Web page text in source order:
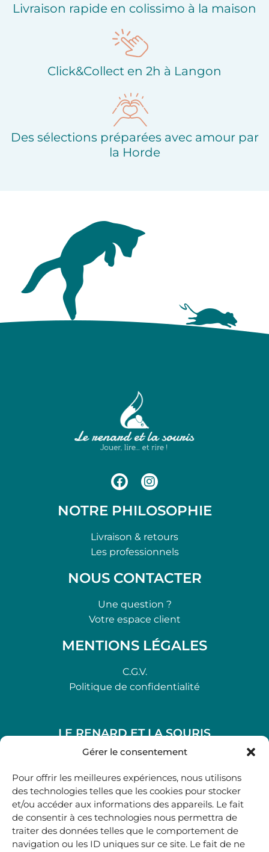
Gérer le consentement
Pour offrir les meilleures expériences, nous utilisons
des technologies telles que les cookies pour stocker
et/ou accéder aux informations des appareils. Le fait
de consentir à ces technologies nous permettra de
traiter des données telles que le comportement de
navigation ou les ID uniques sur ce site. Le fait de ne
Livraison rapide en colissimo à la maison
Click&Collect en 2h à Langon
Des sélections préparées avec amour par
la Horde
NOTRE PHILOSOPHIE
Livraison & retours
Les professionnels
NOUS CONTACTER
Une question ?
Votre espace client
MENTIONS LÉGALES
C.G.V.
Politique de confidentialité
LE RENARD ET LA SOURIS
48, rue Maubec 33210 LANGON
05 40 41 37 18
.
MARDI AU SAMEDI
10H00-12H45 | 14H00 -19H00